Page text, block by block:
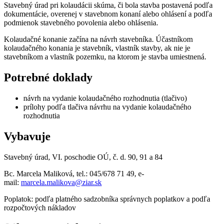
Stavebný úrad pri kolaudácii skúma, či bola stavba postavená podľa
dokumentácie, overenej v stavebnom konaní alebo ohlásení a podľa
podmienok stavebného povolenia alebo ohlásenia.
Kolaudačné konanie začína na návrh stavebníka. Účastníkom
kolaudačného konania je stavebník, vlastník stavby, ak nie je
stavebníkom a vlastník pozemku, na ktorom je stavba umiestnená.
Potrebné doklady
návrh na vydanie kolaudačného rozhodnutia (tlačivo)
prílohy podľa tlačiva návrhu na vydanie kolaudačného
rozhodnutia
Vybavuje
Stavebný úrad, VI. poschodie OÚ, č. d. 90, 91 a 84
Bc. Marcela Maliková, tel.: 045/678 71 49, e-
mail: marcela.malikova@ziar.sk
Poplatok: podľa platného sadzobníka správnych poplatkov a podľa
rozpočtových nákladov